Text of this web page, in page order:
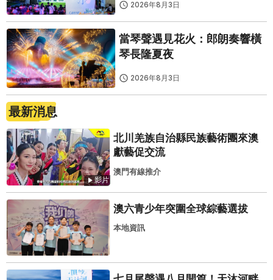
2026年8月3日
當琴聲遇見花火：郎朗奏響橫
琴長隆夏夜
2026年8月3日
最新消息
影片
北川羌族自治縣民族藝術團來澳
獻藝促交流
澳門有線推介
澳六青少年突圍全球綜藝選拔
本地資訊